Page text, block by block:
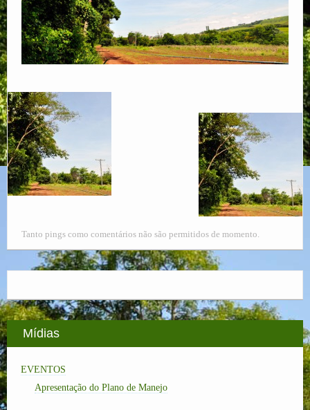
Tanto pings como comentários não são permitidos de momento.
Mídias
EVENTOS
Apresentação do Plano de Manejo